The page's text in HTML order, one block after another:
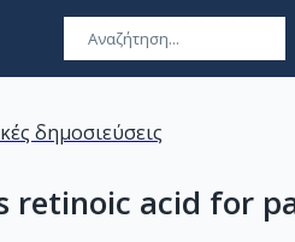
δημοσιεύσεις
retinoic acid for